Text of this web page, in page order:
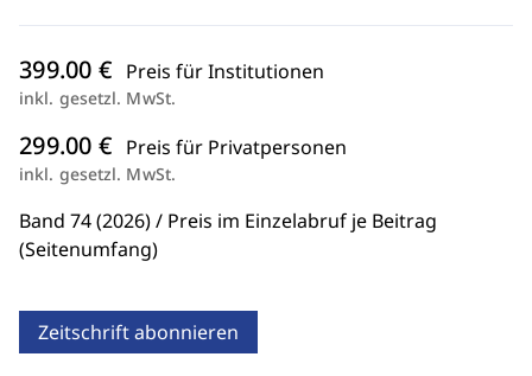
399.00 € Preis für Institutionen
inkl. gesetzl. MwSt.
299.00 € Preis für Privatpersonen
inkl. gesetzl. MwSt.
Band 74 (2026) / Preis im Einzelabruf je Beitrag
(Seitenumfang)
Zeitschrift abonnieren